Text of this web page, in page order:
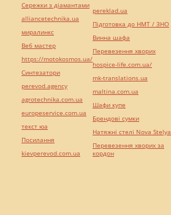
Сережки з діамантами
alliancetechnika.ua
миралинкс
Веб мастер
https://motokosmos.ua/
Синтезатори
perevod.agency
agrotechnika.com.ua
europeservice.com.ua
текст юа
Посилання
kievperevod.com.ua
pereklad.ua
Підготовка до НМТ / ЗНО
Винна шафа
Перевезення хворих
hospice-life.com.ua/
mk-translations.ua
maltina.com.ua
Шафи купе
Брендові сумки
Натяжні стелі Nova Stelya
Перевезення хворих за
кордон